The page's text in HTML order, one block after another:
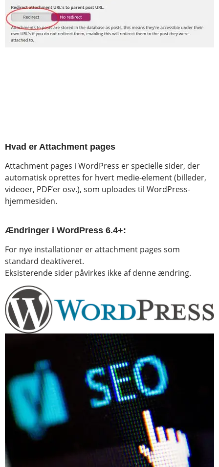
Hvad er Attachment pages
Attachment pages i WordPress er specielle sider, der
automatisk oprettes for hvert medie-element (billeder,
videoer, PDF’er osv.), som uploades til WordPress-
hjemmesiden.
Ændringer i WordPress 6.4+:
For nye installationer er attachment pages som
standard deaktiveret.
Eksisterende sider påvirkes ikke af denne ændring.